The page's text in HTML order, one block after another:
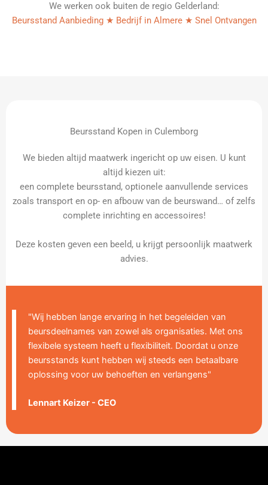
We werken ook buiten de regio Gelderland:
Beursstand Aanbieding ★ Bedrijf in Almere ★ Snel Ontvangen
Beursstand Kopen in Culemborg
We bieden altijd maatwerk ingericht op uw eisen. U kunt
altijd kiezen uit:
een complete beursstand, optionele aanvullende services
zoals transport en op- en afbouw van de beurswand… of zelfs
complete inrichting en accessoires!
Deze kosten geven een beeld, u krijgt persoonlijk maatwerk
advies.
"Wij hebben lange ervaring in het begeleiden van
beursdeelnames van zowel als organisaties. Met ons
flexibele systeem heeft u flexibiliteit. Doordat u onze
beursstands kunt hebben wij steeds een betaalbare
oplossing voor uw behoeften en verlangens"
Lennart Keizer - CEO